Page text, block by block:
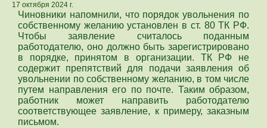
17 октября 2024 г.
Чиновники напомнили, что порядок увольнения по
собственному желанию установлен в ст. 80 ТК РФ.
Чтобы заявление считалось поданным
работодателю, оно должно быть зарегистрировано
в порядке, принятом в организации. ТК РФ не
содержит препятствий для подачи заявления об
увольнении по собственному желанию, в том числе
путем направления его по почте. Таким образом,
работник может направить работодателю
соответствующее заявление, к примеру, заказным
письмом.